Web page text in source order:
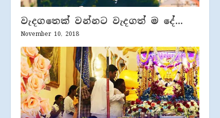
වැදගතෙක් වන්නට වැදගත් ම දේ…
November 10, 2018